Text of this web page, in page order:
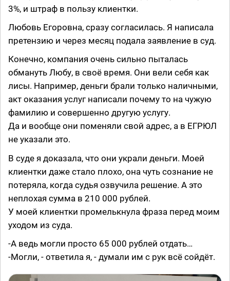
3%, и штраф в пользу клиентки.
Любовь Егоровна, сразу согласилась. Я написала
претензию и через месяц подала заявление в суд.
Конечно, компания очень сильно пыталась
обмануть Любу, в своё время. Они вели себя как
лисы. Например, деньги брали только наличными,
акт оказания услуг написали почему то на чужую
фамилию и совершенно другую услугу.
Да и вообще они поменяли свой адрес, а в ЕГРЮЛ
не указали это.
В суде я доказала, что они украли деньги. Моей
клиентки даже стало плохо, она чуть сознание не
потеряла, когда судья озвучила решение. А это
неплохая сумма в 210 000 рублей.
У моей клиентки промелькнула фраза перед моим
уходом из суда.
-А ведь могли просто 65 000 рублей отдать…
-Могли, - ответила я, - думали им с рук всё сойдёт.